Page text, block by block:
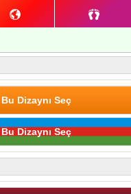
Bu Dizaynı Seç
Bu Dizaynı Seç